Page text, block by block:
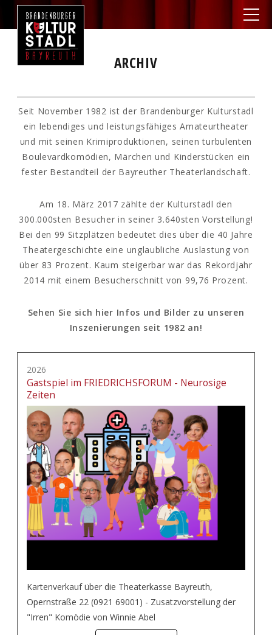
ARCHIV
Seit November 1982 ist der Brandenburger Kulturstadl
ein lebendiges und leistungsfähiges Amateurtheater
und mit seinen Krimiproduktionen, seinen turbulenten
Boulevardkomödien, Märchen und Kinderstücken ein
fester Bestandteil der Bayreuther Theaterlandschaft.
Am 18. März 2017 zählte der Kulturstadl den
300.000sten Besucher in seiner 3.640sten Vorstellung!
Bei den 99 Sitzplätzen bedeutet dies über die 40 Jahre
Theatergeschichte eine unglaubliche Auslastung von
über 83 Prozent. Kaum steigerbar war das Rekordjahr
2014 mit einem Besucherschnitt von 99,76 Prozent.
Sehen Sie sich hier Infos und Bilder zu unseren
Inszenierungen seit 1982 an!
2026
Gastspiel im FRIEDRICHSFORUM - Neurosige
Zeiten
Kartenverkauf über die Theaterkasse Bayreuth,
Opernstraße 22 (0921 69001) - Zusatzvorstellung der
"Irren" Komödie von Winnie Abel